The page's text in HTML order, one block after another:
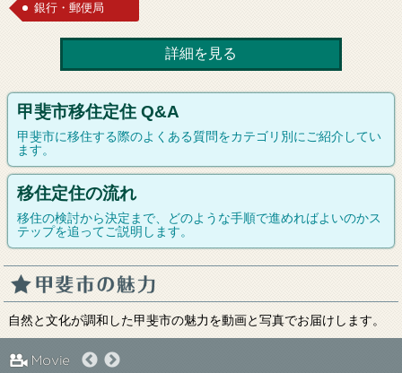
銀行・郵便局
詳細を見る
甲斐市移住定住 Q&A
甲斐市に移住する際のよくある質問をカテゴリ別にご紹介してい
ます。
移住定住の流れ
移住の検討から決定まで、どのような手順で進めればよいのかス
テップを追ってご説明します。
自然と文化が調和した甲斐市の魅力を動画と写真でお届けします。